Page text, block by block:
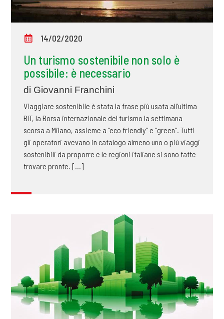
14/02/2020
Un turismo sostenibile non solo è
possibile: è necessario
di Giovanni Franchini
Viaggiare sostenibile è stata la frase più usata all’ultima
BIT, la Borsa internazionale del turismo la settimana
scorsa a Milano, assieme a “eco friendly” e “green”. Tutti
gli operatori avevano in catalogo almeno uno o più viaggi
sostenibili da proporre e le regioni italiane si sono fatte
trovare pronte. [...]